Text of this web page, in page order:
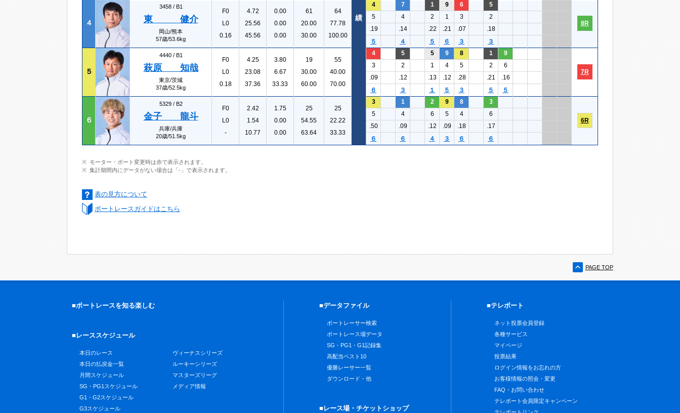
４
3458 / B1
東 健介
岡山/熊本
57歳/53.6kg
F0
L0
0.16
4.72
25.56
45.56
0.00
0.00
0.00
61
20.00
30.00
64
77.78
100.00
4 7 1 9 6 5
8R
5 4 2 1 3
2
.19
.14 .22 .21 .07
.18
５
４ ５ ６ ３ ３
５
4440 / B1
萩原 知哉
東京/茨城
37歳/52.5kg
F0
L0
0.18
4.25
23.08
37.36
3.80
6.67
33.33
19
30.00
60.00
55
40.00
70.00
4 5 5 9 8 1 9
7R
3 2 1 4 5 2
6
.09
.12 .13 .12 .28 .21
.16
６
３ １ ５ ３ ５ ５
６
5329 / B2
金子 龍斗
兵庫/兵庫
20歳/51.5kg
F0
L0
-
2.42
1.54
10.77
1.75
0.00
0.00
25
54.55
63.64
25
22.22
33.33
3 1 2 9 8 3
6R
5 4 6 5 4
6
.50
.09 .12 .09 .18
.17
６
６ ４ ３ ６ ６
績
モーター・ボート変更時は赤で表示されます。
集計期間内にデータがない場合は「-」で表示されます。
表の見方について
ボートレースガイドはこちら
PAGE TOP
■ボートレースを知る楽しむ
■レーススケジュール
本日のレース
本日の払戻金一覧
月間スケジュール
SG・PG1スケジュール
G1・G2スケジュール
G3スケジュール
ヴィーナスシリーズ
ルーキーシリーズ
マスターズリーグ
メディア情報
■データファイル
ボートレーサー検索
ボートレース場データ
SG・PG1・G1記録集
高配当ベスト10
優勝レーサー一覧
ダウンロード・他
■レース場・チケットショップ
■テレボート
ネット投票会員登録
各種サービス
マイページ
投票結果
ログイン情報をお忘れの方
お客様情報の照会・変更
FAQ・お問い合わせ
テレボート会員限定キャンペーン